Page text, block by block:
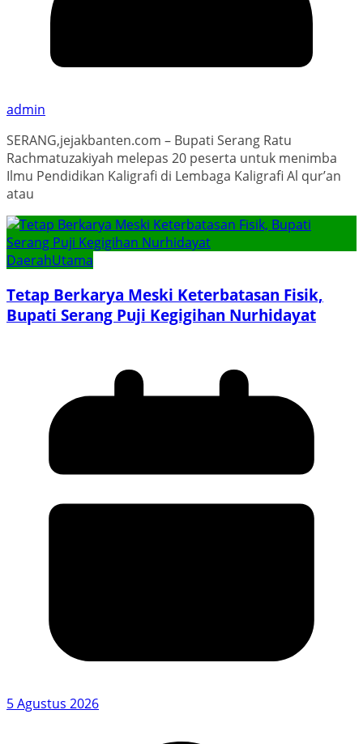
admin
SERANG,jejakbanten.com – Bupati Serang Ratu
Rachmatuzakiyah melepas 20 peserta untuk menimba
Ilmu Pendidikan Kaligrafi di Lembaga Kaligrafi Al qur’an
atau
DaerahUtama
Tetap Berkarya Meski Keterbatasan Fisik,
Bupati Serang Puji Kegigihan Nurhidayat
5 Agustus 2026